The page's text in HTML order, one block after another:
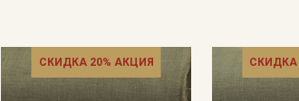
СКИДКА 20% АКЦИЯ СКИДКА